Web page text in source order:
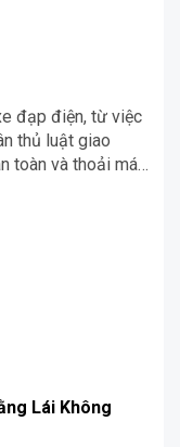
đạp điện, từ việc
thủ luật giao
toàn và thoải mái
Lái Không